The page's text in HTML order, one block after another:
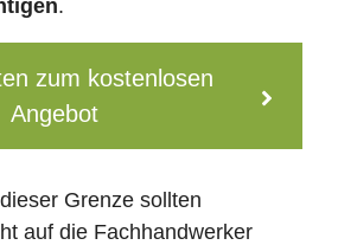
.
zum kostenlosen
Angebot
Grenze sollten
auf die Fachhandwerker